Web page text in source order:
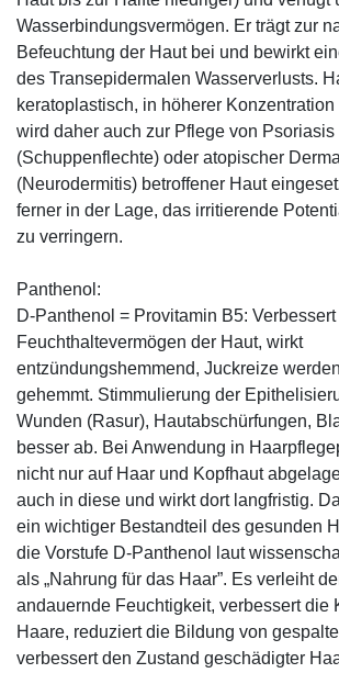
Wasserbindungsvermögen. Er trägt zur
Befeuchtung der Haut bei und bewirkt
des Transepidermalen Wasserverlusts.
keratoplastisch, in höherer
wird daher auch zur Pflege von Psoriasis
(Schuppenflechte) oder atopischer
(Neurodermitis) betroffener Haut
ferner in der Lage, das irritierende
zu verringern.
Panthenol:
D-Panthenol = Provitamin B5:
Feuchthaltevermögen der Haut, wirkt
entzündungshemmend, Juckreize
gehemmt. Stimmulierung der
Wunden (Rasur), Hautabschürfungen,
besser ab. Bei Anwendung in
nicht nur auf Haar und Kopfhaut
auch in diese und wirkt dort langfristig.
ein wichtiger Bestandteil des gesunden
die Vorstufe D-Panthenol laut
als „Nahrung für das Haar”. Es verleiht
andauernde Feuchtigkeit, verbessert die
Haare, reduziert die Bildung von
verbessert den Zustand geschädigter